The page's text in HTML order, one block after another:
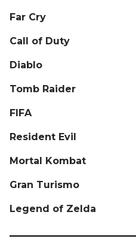
Far Cry
Call of Duty
Diablo
Tomb Raider
FIFA
Resident Evil
Mortal Kombat
Gran Turismo
Legend of Zelda